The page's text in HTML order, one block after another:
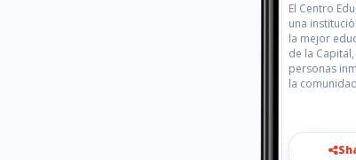
El Centro
una
la mejor
de la
personas
la comunidad